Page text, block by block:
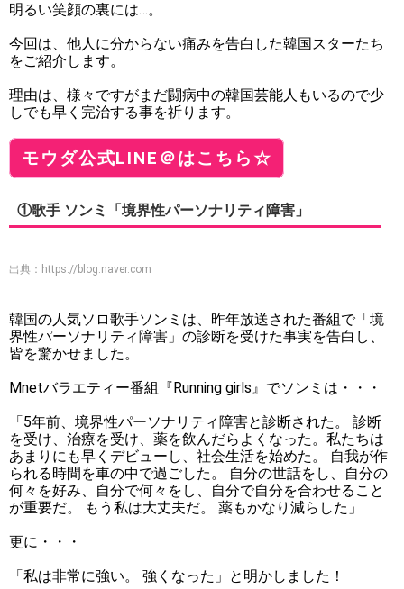
明るい笑顔の裏には…。
今回は、他人に分からない痛みを告白した韓国スターたち
をご紹介します。
理由は、様々ですがまだ闘病中の韓国芸能人もいるので少
しでも早く完治する事を祈ります。
モウダ公式LINE＠はこちら☆
①歌手 ソンミ「境界性パーソナリティ障害」
出典： https://blog.naver.com
韓国の人気ソロ歌手ソンミは、昨年放送された番組で「境
界性パーソナリティ障害」の診断を受けた事実を告白し、
皆を驚かせました。
Mnetバラエティー番組『Running girls』でソンミは・・・
「5年前、境界性パーソナリティ障害と診断された。 診断
を受け、治療を受け、薬を飲んだらよくなった。私たちは
あまりにも早くデビューし、社会生活を始めた。 自我が作
られる時間を車の中で過ごした。 自分の世話をし、自分の
何々を好み、自分で何々をし、自分で自分を合わせること
が重要だ。 もう私は大丈夫だ。 薬もかなり減らした」
更に・・・
「私は非常に強い。 強くなった」と明かしました！